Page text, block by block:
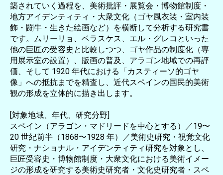
築されていく過程を、美術批評・展覧会・博物館制度・
地方アイデンティティ・大衆文化（ゴヤ風衣装・室内装
飾・闘牛・生きた絵画など）を横断して分析する研究書
です。ムリーリョ、ベラスケス、エル・グレコといった
他の巨匠の受容史と比較しつつ、ゴヤ作品の制度化（専
用展示室の設置）、版画の普及、アラゴン地域での再評
価、そして 1920 年代における「カスティーソ的ゴヤ
像」への抵抗までを精査し、近代スペインの国民的美術
観の形成を立体的に描き出します。
[対象地域、年代、研究分野]
スペイン（アラゴン・マドリードを中心とする）／19〜
20 世紀前半（1868〜1928 年）／美術史研究・視覚文化
研究・ナショナル・アイデンティティ研究を対象とし、
巨匠受容史・博物館制度・大衆文化における美術イメー
ジの形成を研究する美術史研究者・文化史研究者・スペ